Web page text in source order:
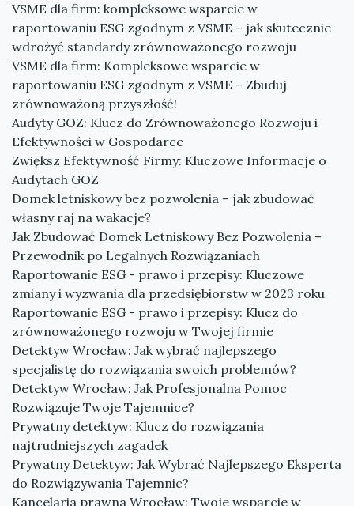
VSME dla firm: kompleksowe wsparcie w
raportowaniu ESG zgodnym z VSME – jak skutecznie
wdrożyć standardy zrównoważonego rozwoju
VSME dla firm: Kompleksowe wsparcie w
raportowaniu ESG zgodnym z VSME – Zbuduj
zrównoważoną przyszłość!
Audyty GOZ: Klucz do Zrównoważonego Rozwoju i
Efektywności w Gospodarce
Zwiększ Efektywność Firmy: Kluczowe Informacje o
Audytach GOZ
Domek letniskowy bez pozwolenia – jak zbudować
własny raj na wakacje?
Jak Zbudować Domek Letniskowy Bez Pozwolenia –
Przewodnik po Legalnych Rozwiązaniach
Raportowanie ESG - prawo i przepisy: Kluczowe
zmiany i wyzwania dla przedsiębiorstw w 2023 roku
Raportowanie ESG - prawo i przepisy: Klucz do
zrównoważonego rozwoju w Twojej firmie
Detektyw Wrocław: Jak wybrać najlepszego
specjalistę do rozwiązania swoich problemów?
Detektyw Wrocław: Jak Profesjonalna Pomoc
Rozwiązuje Twoje Tajemnice?
Prywatny detektyw: Klucz do rozwiązania
najtrudniejszych zagadek
Prywatny Detektyw: Jak Wybrać Najlepszego Eksperta
do Rozwiązywania Tajemnic?
Kancelaria prawna Wrocław: Twoje wsparcie w